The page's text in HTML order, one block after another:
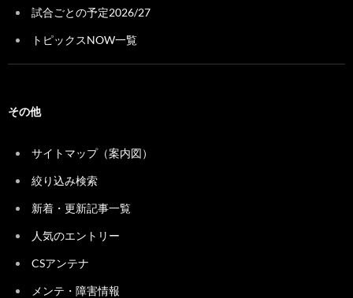
試合ごとの予定2026/27
トピックスNOW一覧
その他
サイトマップ（案内図）
絞り込み検索
新着・更新記事一覧
人気のエントリー
CSアンテナ
メンテ・障害情報